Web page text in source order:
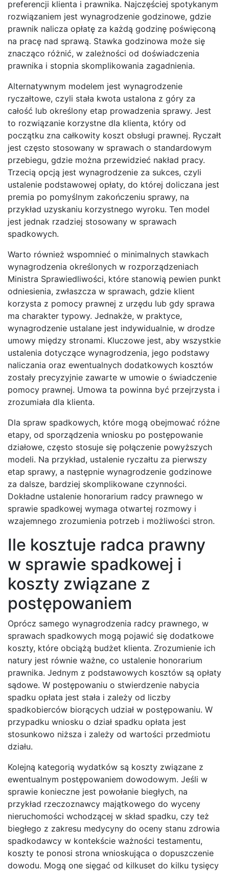
preferencji klienta i prawnika. Najczęściej spotykanym
rozwiązaniem jest wynagrodzenie godzinowe, gdzie
prawnik nalicza opłatę za każdą godzinę poświęconą
na pracę nad sprawą. Stawka godzinowa może się
znacząco różnić, w zależności od doświadczenia
prawnika i stopnia skomplikowania zagadnienia.
Alternatywnym modelem jest wynagrodzenie
ryczałtowe, czyli stała kwota ustalona z góry za
całość lub określony etap prowadzenia sprawy. Jest
to rozwiązanie korzystne dla klienta, który od
początku zna całkowity koszt obsługi prawnej. Ryczałt
jest często stosowany w sprawach o standardowym
przebiegu, gdzie można przewidzieć nakład pracy.
Trzecią opcją jest wynagrodzenie za sukces, czyli
ustalenie podstawowej opłaty, do której doliczana jest
premia po pomyślnym zakończeniu sprawy, na
przykład uzyskaniu korzystnego wyroku. Ten model
jest jednak rzadziej stosowany w sprawach
spadkowych.
Warto również wspomnieć o minimalnych stawkach
wynagrodzenia określonych w rozporządzeniach
Ministra Sprawiedliwości, które stanowią pewien punkt
odniesienia, zwłaszcza w sprawach, gdzie klient
korzysta z pomocy prawnej z urzędu lub gdy sprawa
ma charakter typowy. Jednakże, w praktyce,
wynagrodzenie ustalane jest indywidualnie, w drodze
umowy między stronami. Kluczowe jest, aby wszystkie
ustalenia dotyczące wynagrodzenia, jego podstawy
naliczania oraz ewentualnych dodatkowych kosztów
zostały precyzyjnie zawarte w umowie o świadczenie
pomocy prawnej. Umowa ta powinna być przejrzysta i
zrozumiała dla klienta.
Dla spraw spadkowych, które mogą obejmować różne
etapy, od sporządzenia wniosku po postępowanie
działowe, często stosuje się połączenie powyższych
modeli. Na przykład, ustalenie ryczałtu za pierwszy
etap sprawy, a następnie wynagrodzenie godzinowe
za dalsze, bardziej skomplikowane czynności.
Dokładne ustalenie honorarium radcy prawnego w
sprawie spadkowej wymaga otwartej rozmowy i
wzajemnego zrozumienia potrzeb i możliwości stron.
Ile kosztuje radca prawny
w sprawie spadkowej i
koszty związane z
postępowaniem
Oprócz samego wynagrodzenia radcy prawnego, w
sprawach spadkowych mogą pojawić się dodatkowe
koszty, które obciążą budżet klienta. Zrozumienie ich
natury jest równie ważne, co ustalenie honorarium
prawnika. Jednym z podstawowych kosztów są opłaty
sądowe. W postępowaniu o stwierdzenie nabycia
spadku opłata jest stała i zależy od liczby
spadkobierców biorących udział w postępowaniu. W
przypadku wniosku o dział spadku opłata jest
stosunkowo niższa i zależy od wartości przedmiotu
działu.
Kolejną kategorią wydatków są koszty związane z
ewentualnym postępowaniem dowodowym. Jeśli w
sprawie konieczne jest powołanie biegłych, na
przykład rzeczoznawcy majątkowego do wyceny
nieruchomości wchodzącej w skład spadku, czy też
biegłego z zakresu medycyny do oceny stanu zdrowia
spadkodawcy w kontekście ważności testamentu,
koszty te ponosi strona wnioskująca o dopuszczenie
dowodu. Mogą one sięgać od kilkuset do kilku tysięcy